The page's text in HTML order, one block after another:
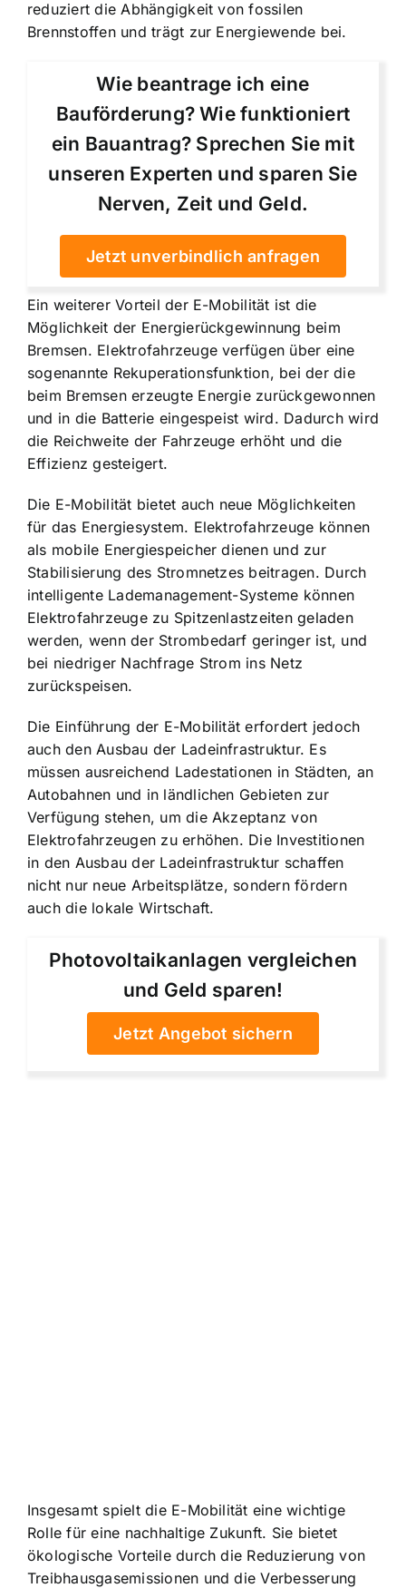
reduziert die Abhängigkeit von fossilen
Brennstoffen und trägt zur Energiewende bei.
Wie beantrage ich eine
Bauförderung? Wie funktioniert
ein Bauantrag? Sprechen Sie mit
unseren Experten und sparen Sie
Nerven, Zeit und Geld.
Jetzt unverbindlich anfragen
Ein weiterer Vorteil der E-Mobilität ist die
Möglichkeit der Energierückgewinnung beim
Bremsen. Elektrofahrzeuge verfügen über eine
sogenannte Rekuperationsfunktion, bei der die
beim Bremsen erzeugte Energie zurückgewonnen
und in die Batterie eingespeist wird. Dadurch wird
die Reichweite der Fahrzeuge erhöht und die
Effizienz gesteigert.
Die E-Mobilität bietet auch neue Möglichkeiten
für das Energiesystem. Elektrofahrzeuge können
als mobile Energiespeicher dienen und zur
Stabilisierung des Stromnetzes beitragen. Durch
intelligente Lademanagement-Systeme können
Elektrofahrzeuge zu Spitzenlastzeiten geladen
werden, wenn der Strombedarf geringer ist, und
bei niedriger Nachfrage Strom ins Netz
zurückspeisen.
Die Einführung der E-Mobilität erfordert jedoch
auch den Ausbau der Ladeinfrastruktur. Es
müssen ausreichend Ladestationen in Städten, an
Autobahnen und in ländlichen Gebieten zur
Verfügung stehen, um die Akzeptanz von
Elektrofahrzeugen zu erhöhen. Die Investitionen
in den Ausbau der Ladeinfrastruktur schaffen
nicht nur neue Arbeitsplätze, sondern fördern
auch die lokale Wirtschaft.
Photovoltaikanlagen vergleichen
und Geld sparen!
Jetzt Angebot sichern
Insgesamt spielt die E-Mobilität eine wichtige
Rolle für eine nachhaltige Zukunft. Sie bietet
ökologische Vorteile durch die Reduzierung von
Treibhausgasemissionen und die Verbesserung